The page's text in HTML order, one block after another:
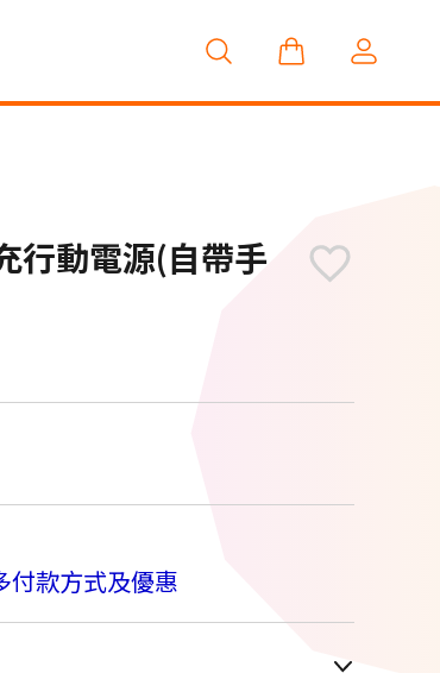
行動電源(自帶手
付款方式及優惠